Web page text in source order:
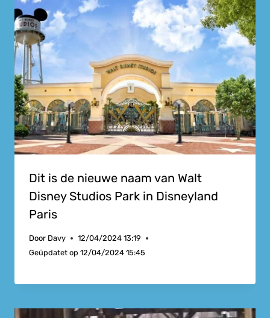
Dit is de nieuwe naam van Walt
Disney Studios Park in Disneyland
Paris
Door Davy
12/04/2024 13:19
Geüpdatet op 12/04/2024 15:45